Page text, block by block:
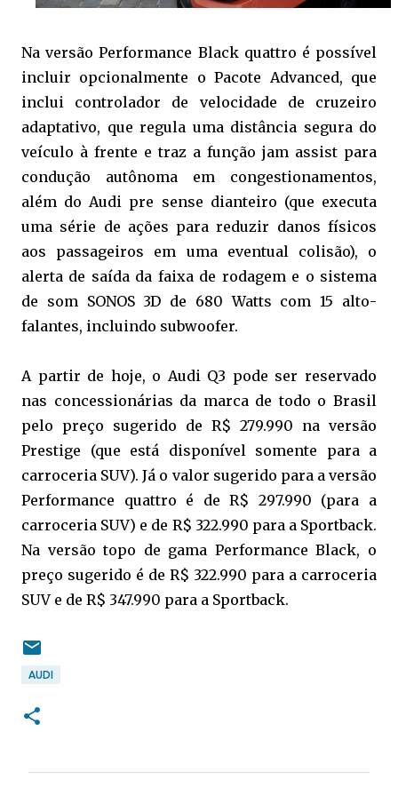
Na versão Performance Black quattro é possível
incluir opcionalmente o Pacote Advanced, que
inclui controlador de velocidade de cruzeiro
adaptativo, que regula uma distância segura do
veículo à frente e traz a função jam assist para
condução autônoma em congestionamentos,
além do Audi pre sense dianteiro (que executa
uma série de ações para reduzir danos físicos
aos passageiros em uma eventual colisão), o
alerta de saída da faixa de rodagem e o sistema
de som SONOS 3D de 680 Watts com 15 alto-
falantes, incluindo subwoofer.
A partir de hoje, o Audi Q3 pode ser reservado
nas concessionárias da marca de todo o Brasil
pelo preço sugerido de R$ 279.990 na versão
Prestige (que está disponível somente para a
carroceria SUV). Já o valor sugerido para a versão
Performance quattro é de R$ 297.990 (para a
carroceria SUV) e de R$ 322.990 para a Sportback.
Na versão topo de gama Performance Black, o
preço sugerido é de R$ 322.990 para a carroceria
SUV e de R$ 347.990 para a Sportback.
AUDI